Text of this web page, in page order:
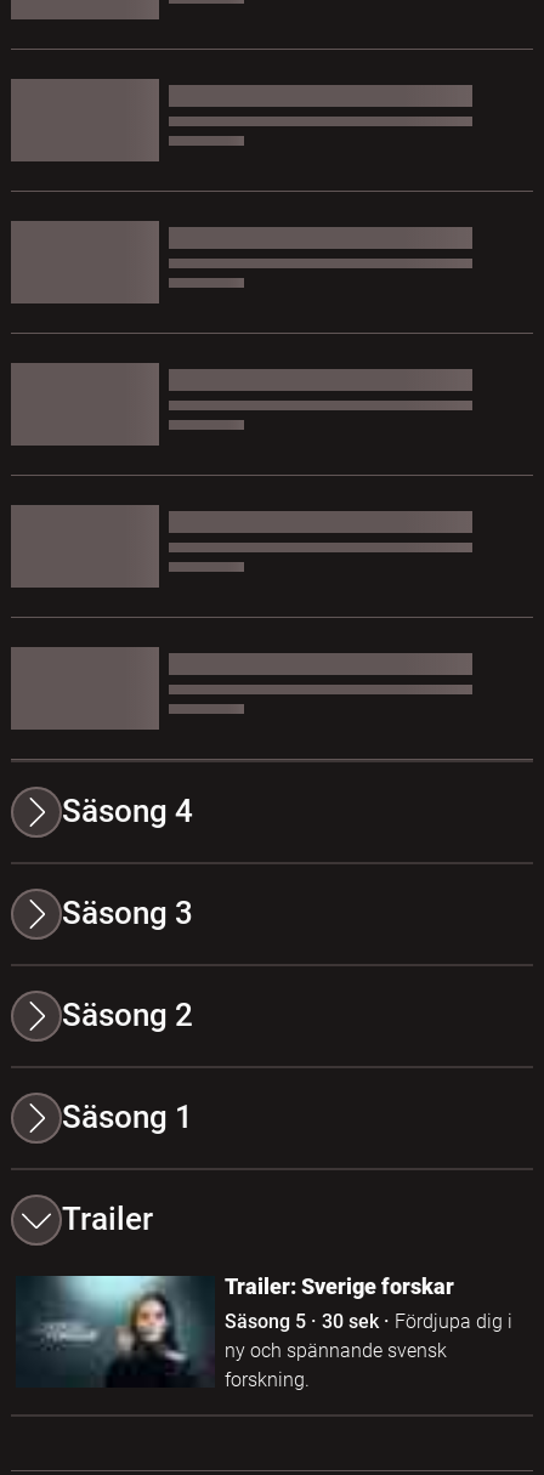
Säsong 4
Säsong 3
Säsong 2
Säsong 1
Trailer
Trailer: Sverige forskar
Säsong 5· 30 sek· Fördjupa dig i
ny och spännande svensk
forskning.